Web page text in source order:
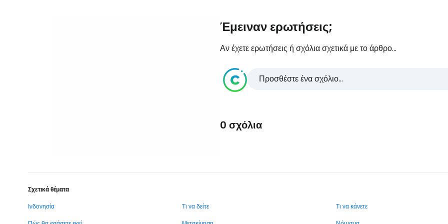
Έμειναν ερωτήσεις;
Αν έχετε ερωτήσεις ή σχόλια σχετικά με το άρθρο...
Προσθέστε ένα σχόλιο...
0 σχόλια
Σχετικά θέματα
Ινδονησία
Τι να δείτε
Τι να κάνετε